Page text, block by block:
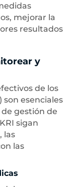
mejorar la
resultados
y
de los
son esenciales
gestión de
sigan
las
las